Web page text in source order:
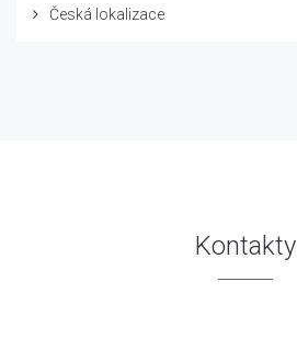
Česká lokalizace
Kontakty